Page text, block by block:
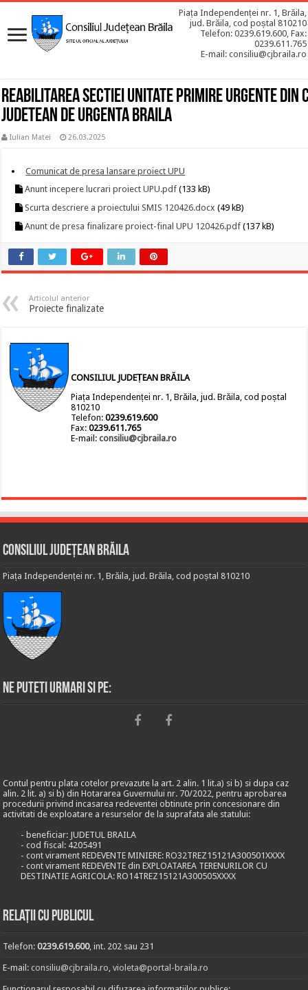
Piața Independenței nr. 1, Brăila,
jud. Brăila, cod poștal 810210
Telefon: 0239.619.600, Fax:
0239.611.765
E-mail: consiliu@cjbraila.ro
Reabilitarea Sectiei Unitate Primire Urgente
Judetean de Urgenta Braila
Iulian Matei 26.03.2025
Comunicat de presa lansare proiect UPU
Anunt incepere lucrari proiect UPU.pdf (133 kB)
Scurta descriere a proiectului SMIS 120426.docx (49 kB)
Anunt de presa finalizare proiect-final UPU 120426.pdf (137 kB)
Articolul anterior
Proiecte finalizate
CONSILIUL JUDEȚEAN BRĂILA
Piața Independenței nr. 1, Brăila, jud. Brăila, cod poștal
810210
Telefon:0239.619.600
Fax:0239.611.765
E-mail:consiliu@cjbraila.ro
Consiliul Județean Brăila
Piața Independenței nr. 1, Brăila, jud. Brăila, cod poștal 810210
Ne puteti urmari si pe:
Contul pentru plata cotelor prevazute la art. 2 alin. 1 lit.a) si b) si dupa caz
alin. 2 lit. a) si b) din Hotararea Guvernului nr. 70/2022, pentru aprobarea
procedurii privind incasarea redeventei obtinute prin concesionare din
activitati de exploatare a resurselor de la suprafata ale statului:
- beneficiar: JUDETUL BRAILA
- cod fiscal: 4205491
- cont virament REDEVENTE MINIERE: RO32TREZ15121A300501XXXX
- cont virament REDEVENTE din EXPLOATAREA TERENURILOR CU
DESTINATIE AGRICOLA: RO14TREZ15121A300505XXXX
Relații cu publicul
Telefon:0239.619.600, int. 202 sau 231
E-mail:consiliu@cjbraila.ro,violeta@portal-braila.ro